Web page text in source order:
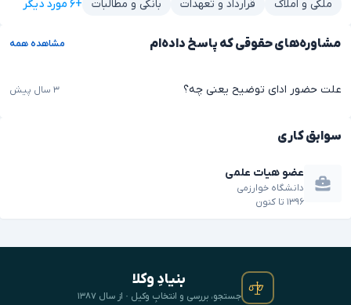
ملکی و املاک قرارداد و تعهدات بانکی و مطالبات +۶ مورد دیگر
مشاوره‌های حقوقی که پاسخ داده‌ام مشاهده همه
علت حضور ادای توضیح یعنی چه؟ ۳ سال پیش
سوابق کاری
عضو هیات علمی
دانشگاه خوارزمی
۱۳۹۶ تا کنون
بنیادِ وکلا
جستجو، بررسی و انتخابِ وکیل · از سال ۱۳۸۷